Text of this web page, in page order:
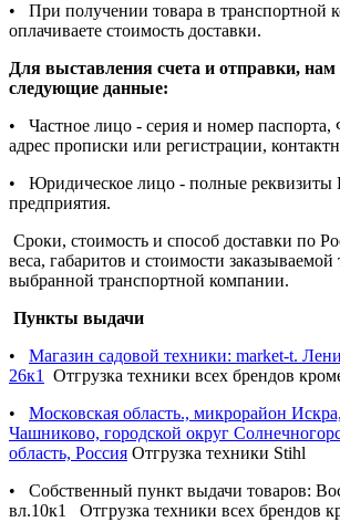
• При получении товара в транспортной
оплачиваете стоимость доставки.
Для выставления счета и отправки, нам
следующие данные:
• Частное лицо - серия и номер
адрес прописки или регистрации,
• Юридическое лицо - полные реквизиты
предприятия.
Сроки, стоимость и способ доставки по
веса, габаритов и стоимости
выбранной транспортной компании.
Пункты выдачи
• Магазин садовой техники: market-t.
26к1 Отгрузка техники всех брендов
• Московская область., микрорайон
Чашниково, городской округ
область, Россия Отгрузка техники Stihl
• Собственный пункт выдачи товаров:
вл.10к1 Отгрузка техники всех брендов